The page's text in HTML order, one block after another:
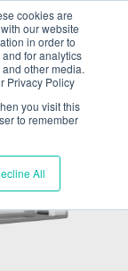
cookies are
our website
in order to
for analytics
other media.
Privacy Policy
you visit this
to remember
All